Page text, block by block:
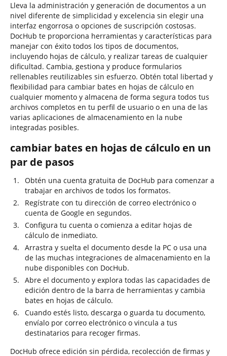
Lleva la administración y generación de documentos a un
nivel diferente de simplicidad y excelencia sin elegir una
interfaz engorrosa o opciones de suscripción costosas.
DocHub te proporciona herramientas y características para
manejar con éxito todos los tipos de documentos,
incluyendo hojas de cálculo, y realizar tareas de cualquier
dificultad. Cambia, gestiona y produce formularios
rellenables reutilizables sin esfuerzo. Obtén total libertad y
flexibilidad para cambiar bates en hojas de cálculo en
cualquier momento y almacena de forma segura todos tus
archivos completos en tu perfil de usuario o en una de las
varias aplicaciones de almacenamiento en la nube
integradas posibles.
cambiar bates en hojas de cálculo en un
par de pasos
Obtén una cuenta gratuita de DocHub para comenzar a
trabajar en archivos de todos los formatos.
Regístrate con tu dirección de correo electrónico o
cuenta de Google en segundos.
Configura tu cuenta o comienza a editar hojas de
cálculo de inmediato.
Arrastra y suelta el documento desde la PC o usa una
de las muchas integraciones de almacenamiento en la
nube disponibles con DocHub.
Abre el documento y explora todas las capacidades de
edición dentro de la barra de herramientas y cambia
bates en hojas de cálculo.
Cuando estés listo, descarga o guarda tu documento,
envíalo por correo electrónico o vincula a tus
destinatarios para recoger firmas.
DocHub ofrece edición sin pérdida, recolección de firmas y